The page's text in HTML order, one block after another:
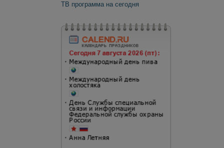
ТВ программа на сегодня